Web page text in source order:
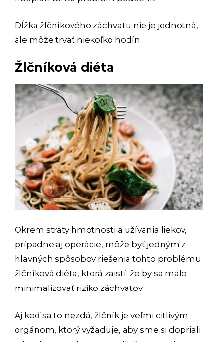
Dĺžka žlčníkového záchvatu nie je jednotná,
ale môže trvať niekoľko hodín.
Žlčníková diéta
Okrem straty hmotnosti a užívania liekov,
prípadne aj operácie, môže byť jedným z
hlavných spôsobov riešenia tohto problému
žlčníková diéta, ktorá zaistí, že by sa malo
minimalizovať riziko záchvatov.
Aj keď sa to nezdá, žlčník je veľmi citlivým
orgánom, ktorý vyžaduje, aby sme si dopriali